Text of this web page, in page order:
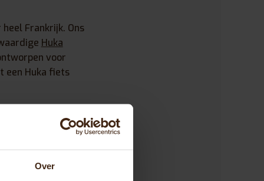
Over
Frankrijk. Ons
Huka
voor
een Huka fiets